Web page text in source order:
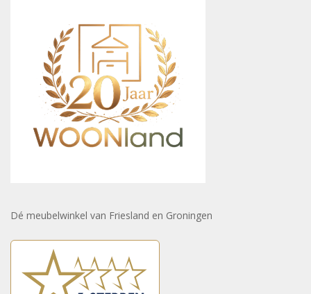
Dé meubelwinkel van Friesland en Groningen